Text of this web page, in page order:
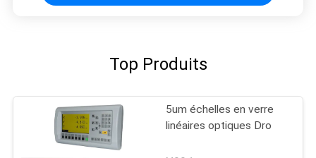
Top Produits
5um échelles en verre
linéaires optiques Dro